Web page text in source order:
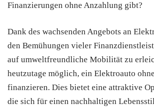
Finanzierungen ohne Anzahlung gibt?
Dank des wachsenden Angebots an
den Bemühungen vieler
auf umweltfreundliche Mobilität zu
heutzutage möglich, ein Elektroauto
finanzieren. Dies bietet eine attraktive
die sich für einen nachhaltigen